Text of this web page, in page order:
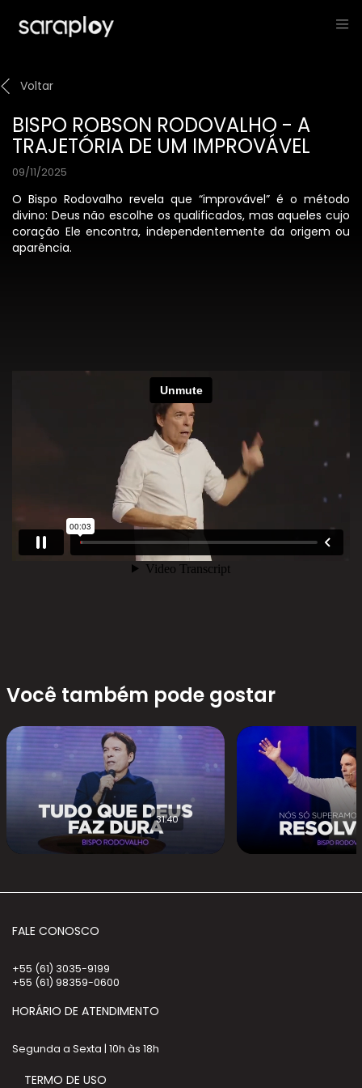
Voltar
BISPO ROBSON RODOVALHO - A
TRAJETÓRIA DE UM IMPROVÁVEL
09/11/2025
O Bispo Rodovalho revela que “improvável” é o método
divino: Deus não escolhe os qualificados, mas aqueles cujo
coração Ele encontra, independentemente da origem ou
aparência.
Você também pode gostar
31:40
FALE CONOSCO
+55 (61) 3035-9199
+55 (61) 98359-0600
HORÁRIO DE ATENDIMENTO
Segunda a Sexta | 10h às 18h
TERMO DE USO